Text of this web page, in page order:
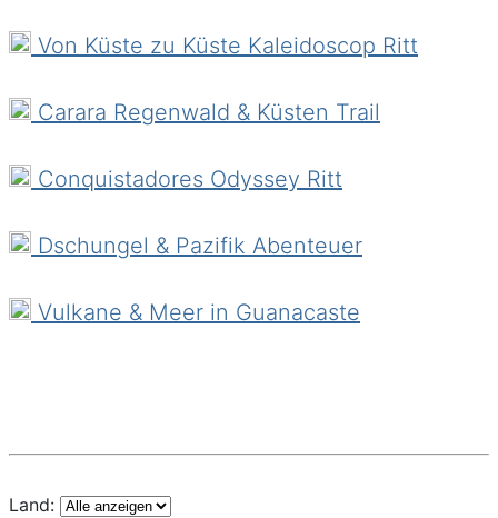
Kochbananen und Kohl), Olla de Carne
(Suppe aus Rindfleisch, Kochbananen und
Gemüse), Sopa Negra (schwarze Bohnen mit
pochiertem Ei) und Picadillo (Fleisch- und
Gemüseeintopf). Snacks wie Gallos (gefüllte
Tortillas), Tortas (mit Fleisch und Gemüse),
Arreglados (mit Fleisch und Gemüse gefülltes
Brot) und Pan de Yuca (Spezialität aus San
José) sind sehr beliebt. Kalte Getränke
Fincas, Hotels, Gasthäuser.
Von Küste zu Küste Kaleidoscop Ritt
Carara Regenwald & Küsten Trail
Conquistadores Odyssey Ritt
Dschungel & Pazifik Abenteuer
Vulkane & Meer in Guanacaste
Land: